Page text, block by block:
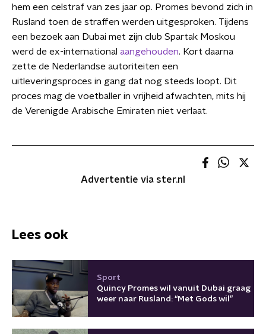
hem een celstraf van zes jaar op. Promes bevond zich in
Rusland toen de straffen werden uitgesproken. Tijdens
een bezoek aan Dubai met zijn club Spartak Moskou
werd de ex-international aangehouden. Kort daarna
zette de Nederlandse autoriteiten een
uitleveringsproces in gang dat nog steeds loopt. Dit
proces mag de voetballer in vrijheid afwachten, mits hij
de Verenigde Arabische Emiraten niet verlaat.
Advertentie via ster.nl
Lees ook
Sport
Quincy Promes wil vanuit Dubai graag
weer naar Rusland: “Met Gods wil”